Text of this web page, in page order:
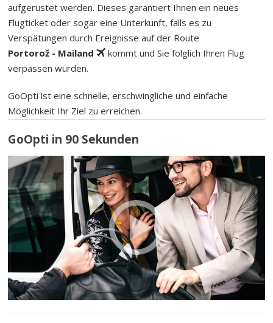
aufgerüstet werden. Dieses garantiert Ihnen ein neues
Flugticket oder sogar eine Unterkunft, falls es zu
Verspätungen durch Ereignisse auf der Route
Portorož - Mailand
kommt und Sie folglich Ihren Flug
verpassen würden.
GoOpti ist eine schnelle, erschwingliche und einfache
Möglichkeit Ihr Ziel zu erreichen.
GoOpti in 90 Sekunden